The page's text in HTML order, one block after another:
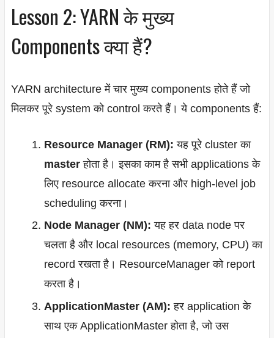
Lesson 2: YARN के मुख्य
Components क्या हैं?
YARN architecture में चार मुख्य components होते हैं जो
मिलकर पूरे system को control करते हैं। ये components हैं:
Resource Manager (RM): यह पूरे cluster का
masterहोता है। इसका काम है सभी applications के
लिए resource allocate करना और high-level job
scheduling करना।
Node Manager (NM): यह हर data node पर
चलता है और local resources (memory, CPU) का
record रखता है। ResourceManager को report
करता है।
ApplicationMaster (AM): हर application के
साथ एक ApplicationMaster होता है, जो उस